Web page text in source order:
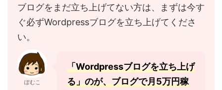
ブログをまだ立ち上げてない方は、まずは今す
ぐ必ずWordpressブログを立ち上げてくださ
い。
ぽむこ
「Wordpressブログを立ち上げ
る」のが、ブログで月5万円稼